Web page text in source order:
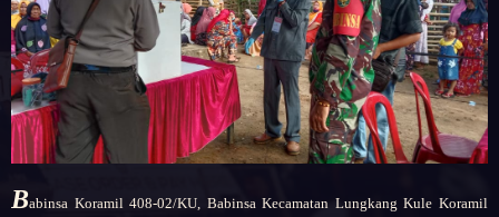
Babinsa Koramil 408-02/KU, Babinsa Kecamatan Lungkang Kule Koramil